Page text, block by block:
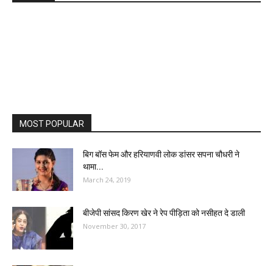
MOST POPULAR
बिग बॉस फेम और हरियाणवी लोक डांसर सपना चौधरी ने
थामा...
March 24, 2019
बीजेपी सांसद किरण खेर ने रेप पीड़िता को नसीहत दे डाली
November 30, 2017